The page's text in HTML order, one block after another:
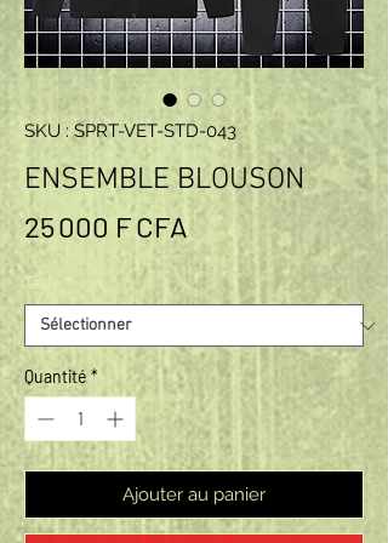
SKU : SPRT-VET-STD-043
ENSEMBLE BLOUSON
25 000 F CFAPrix
Taille
Quantité *
Ajouter au panier